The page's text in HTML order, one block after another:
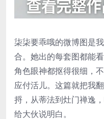
柒柒要乖哦的微博图是
合。她出的每套图都能
角色眼神都抠得很细，
应付活儿。这篇就把我
捋，从蒂法到灶门禅逸
给大伙说明白。